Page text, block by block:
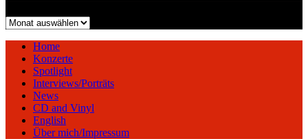
Archiv
Home
Konzerte
Spotlight
Interviews/Porträts
News
CD and Vinyl
English
Über mich/Impressum